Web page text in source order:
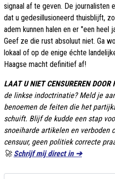
signaal af te geven. De journalisten
dat u gedesillusioneerd thuisblijft,
adem kunnen halen en er "een heel
Geef ze die rust absoluut niet. Ga
lokaal of op de enige échte
Haagse macht definitief af!
LAAT U NIET CENSUREREN
de linkse indoctrinatie? Meld je
benoemen de feiten die het
schuift. Blijf de kudde een stap
snoeiharde artikelen en verboden
censuur, geen politiek correcte
🚀 Schrijf mij direct in ➔